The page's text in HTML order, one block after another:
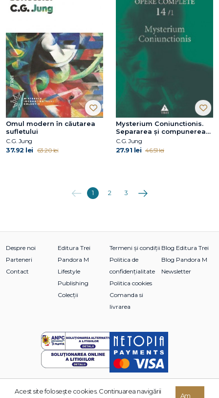
Omul modern în căutarea
sufletului
C.G. Jung
37.92 lei 63.20 lei
Mysterium Coniunctionis.
Separarea şi compunerea
contrariilor psihice în
alchimie
C.G. Jung
27.91 lei 46.51 lei
Anterioara
1 2 3 Următoarea
Despre noi
Parteneri
Contact
Editura Trei
Pandora M
Lifestyle
Publishing
Colecții
Termeni și condiții
Politica de
confidențialitate
Politica cookies
Comanda si
livrarea
Blog Editura Trei
Blog Pandora M
Newsletter
© 2026 Grupul Editorial TREI. Toate drepturile rezervate.
Acest site foloseşte cookies. Continuarea navigării
Am